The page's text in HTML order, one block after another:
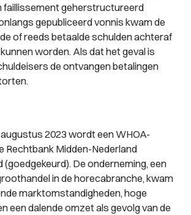
faillissement geherstructureerd
gepubliceerd vonnis kwam de
of reeds betaalde schulden achteraf
worden. Als dat het geval is
de ontvangen betalingen
2023 wordt een WHOA-
Rechtbank Midden-Nederland
De onderneming, een
in de horecabranche, kwam
marktomstandigheden, hoge
een dalende omzet als gevolg van de